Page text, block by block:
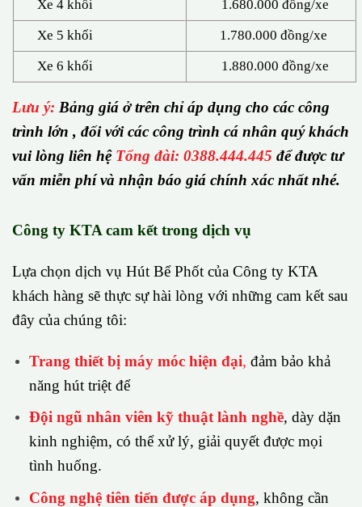
Xe 4 khối
1.680.000 đồng/xe
Xe 5 khối
1.780.000 đồng/xe
Xe 6 khối
1.880.000 đồng/xe
Lưu ý: Bảng giá ở trên chỉ áp dụng cho các công
trình lớn , đối với các công trình cá nhân quý khách
vui lòng liên hệ Tổng đài: 0388.444.445 để được tư
vấn miễn phí và nhận báo giá chính xác nhất nhé.
Công ty KTA cam kết trong dịch vụ
Lựa chọn dịch vụ Hút Bể Phốt của Công ty KTA
khách hàng sẽ thực sự hài lòng với những cam kết sau
đây của chúng tôi:
Trang thiết bị máy móc hiện đại, đảm bảo khả
năng hút triệt để
Đội ngũ nhân viên kỹ thuật lành nghề, dày dặn
kinh nghiệm, có thể xử lý, giải quyết được mọi
tình huống.
Công nghệ tiên tiến được áp dụng, không cần